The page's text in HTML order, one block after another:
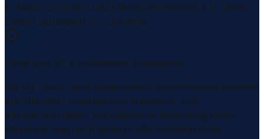
Weiterführende Links1 Bereiche/Sections • 8 Links▾
Zuletzt aktualisiert: 5. Juni 2026
Inhalt geprüft & redaktionell freigegeben
Die auf dieser Seite dargestellten Informationen basieren
auf öffentlich zugänglichen Transport- und
Infrastrukturdaten. Die logistische Bedeutung eines
Standorts kann sich ändern. Alle Angaben ohne